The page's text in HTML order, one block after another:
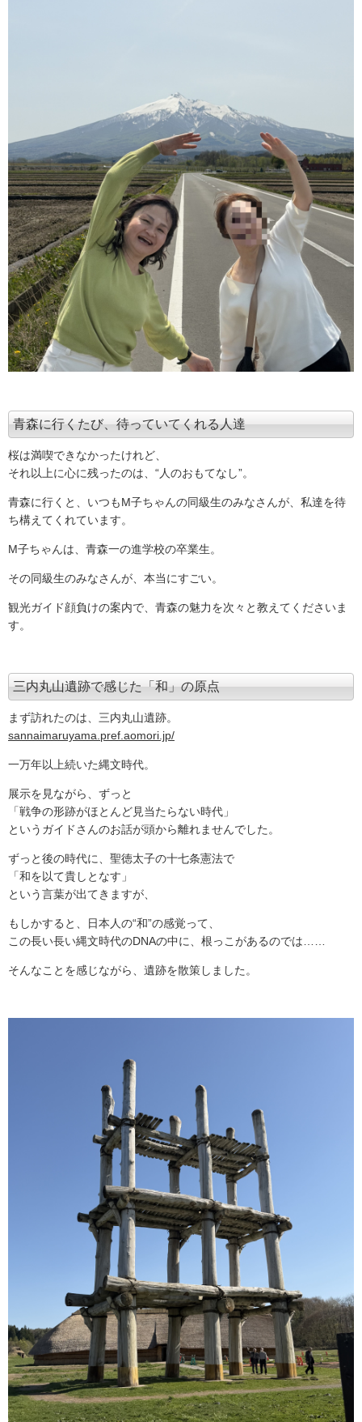
青森に行くたび、待っていてくれる人達
桜は満喫できなかったけれど、
それ以上に心に残ったのは、“人のおもてなし”。
青森に行くと、いつもM子ちゃんの同級生のみなさんが、私達を待
ち構えてくれています。
M子ちゃんは、青森一の進学校の卒業生。
その同級生のみなさんが、本当にすごい。
観光ガイド顔負けの案内で、青森の魅力を次々と教えてくださいま
す。
三内丸山遺跡で感じた「和」の原点
まず訪れたのは、三内丸山遺跡。
sannaimaruyama.pref.aomori.jp/
一万年以上続いた縄文時代。
展示を見ながら、ずっと
「戦争の形跡がほとんど見当たらない時代」
というガイドさんのお話が頭から離れませんでした。
ずっと後の時代に、聖徳太子の十七条憲法で
「和を以て貴しとなす」
という言葉が出てきますが、
もしかすると、日本人の“和”の感覚って、
この長い長い縄文時代のDNAの中に、根っこがあるのでは……
そんなことを感じながら、遺跡を散策しました。